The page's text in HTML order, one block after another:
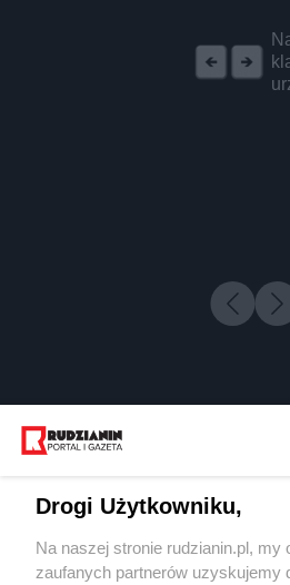
Wydawca mediów
Drogi Użytkowniku,
Na naszej stronie rudzianin.pl, my
zaufanych partnerów uzyskujemy